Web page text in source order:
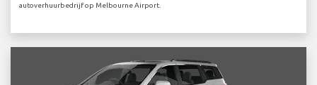
autoverhuurbedrijf op Melbourne Airport.